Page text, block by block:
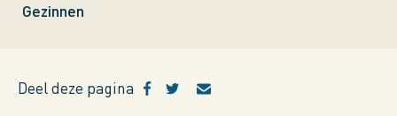
Gezinnen
Deel deze pagina